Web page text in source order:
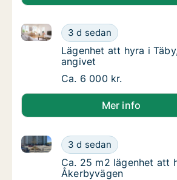
Lägenhet att hyra i
3 d sedan
Lägenhet att hyra i Täby, Adress
Lägenhet att hyra i
Lägenhet att hyra i
angivet
Lägenhet att hyra i
Ca. 6 000 kr.
Mer info
Ca. 25 m2 lägenhet att
3 d sedan
Ca. 25 m2 lägenhet att hyra i
Ca. 25 m2 lägenhet att
Ca. 25 m2 lägenhet att
Åkerbyvägen